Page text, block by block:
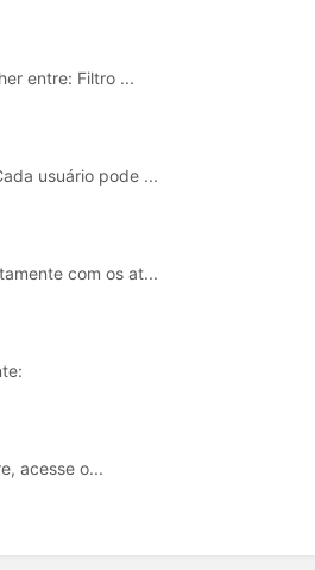
entre: Filtro ...
usuário pode ...
com os at...
acesse o...